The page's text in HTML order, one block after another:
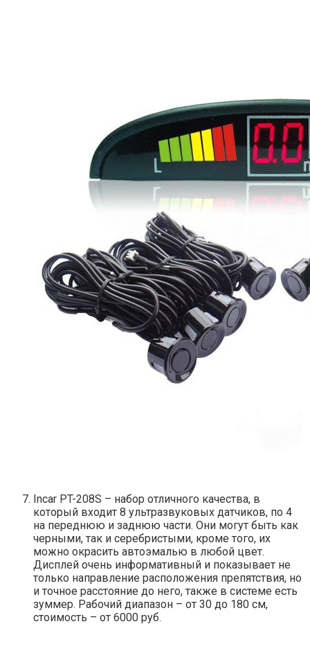
Incar PT-208S – набор отличного качества, в
который входит 8 ультразвуковых датчиков, по 4
на переднюю и заднюю части. Они могут быть как
черными, так и серебристыми, кроме того, их
можно окрасить автоэмалью в любой цвет.
Дисплей очень информативный и показывает не
только направление расположения препятствия, но
и точное расстояние до него, также в системе есть
зуммер. Рабочий диапазон – от 30 до 180 см,
стоимость – от 6000 руб.